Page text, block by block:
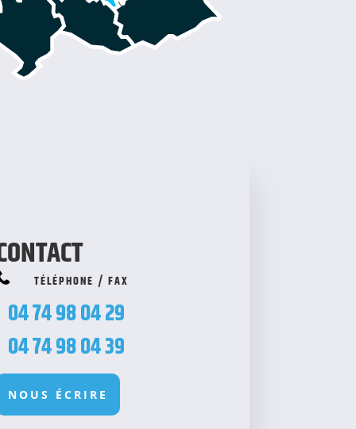
TÉLÉPHONE / FAX
04 74 98 04 29
04 74 98 04 39
NOUS ÉCRIRE